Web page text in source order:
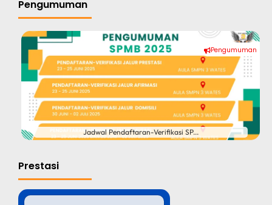
Pengumuman
Pengumuman
Jadwal Pendaftaran-Verifikasi SP...
Prestasi